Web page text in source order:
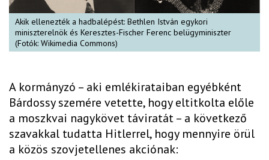
Akik ellenezték a hadbalépést: Bethlen István egykori
miniszterelnök és Keresztes-Fischer Ferenc belügyminiszter
(Fotók: Wikimedia Commons)
A kormányzó – aki emlékirataiban egyébként
Bárdossy szemére vetette, hogy eltitkolta előle
a moszkvai nagykövet táviratát – a következő
szavakkal tudatta Hitlerrel, hogy mennyire örül
a közös szovjetellenes akciónak: